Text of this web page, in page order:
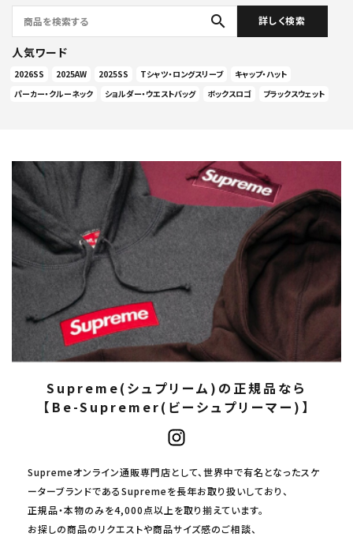
search 詳しく検索
人気ワード
2026SS 2025AW 2025SS Tシャツ・ロングスリーブ
キャップ・ハット
パーカー・クルーネック
ショルダー・ウエストバッグ ボックスロゴ ブラックスウェット
Supreme(シュプリーム)の正規品なら
【Be-Supremer(ビーシュプリーマー)】
Supremeオンライン通販専門店として、世界中で有名となったスケ
ーターブランドであるSupremeを長年お取り扱いしており、
正規品・本物のみを4,000点以上を取り揃えています。
お探しの商品のリクエストや商品サイズ感のご相談、